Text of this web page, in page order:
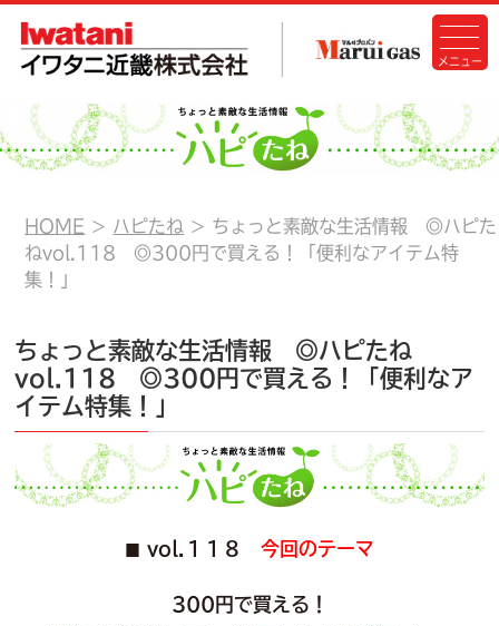
HOME ハピたね
ちょっと素敵な生活情報 ◎ハピた
ねvol.118 ◎300円で買える！「便利なアイテム特
集！」
ちょっと素敵な生活情報 ◎ハピたね
vol.118 ◎300円で買える！「便利なア
イテム特集！」
vol.１１８ 今回のテーマ
300円で買える！